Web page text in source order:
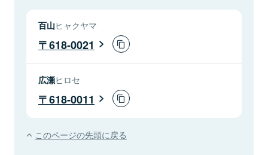
百山ヒャクヤマ
618-0021
広瀬ヒロセ
618-0011
このページの先頭に戻る